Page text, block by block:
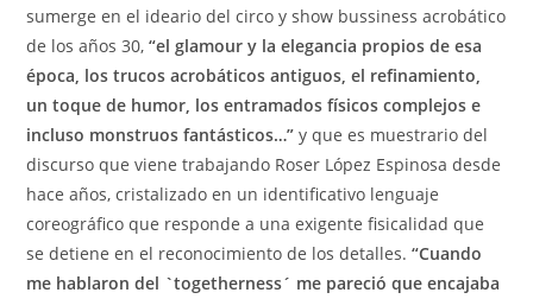
sumerge en el ideario del circo y show bussiness acrobático
de los años 30,“el glamour y la elegancia propios de esa
época, los trucos acrobáticos antiguos, el refinamiento,
un toque de humor, los entramados físicos complejos e
incluso monstruos fantásticos…” y que es muestrario del
discurso que viene trabajando Roser López Espinosa desde
hace años, cristalizado en un identificativo lenguaje
coreográfico que responde a una exigente fisicalidad que
se detiene en el reconocimiento de los detalles.“Cuando
me hablaron del `togetherness´ me pareció que encajaba